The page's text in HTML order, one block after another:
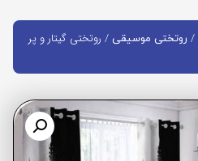
/ روتختی موسیقی / روتختی گیتار و پر